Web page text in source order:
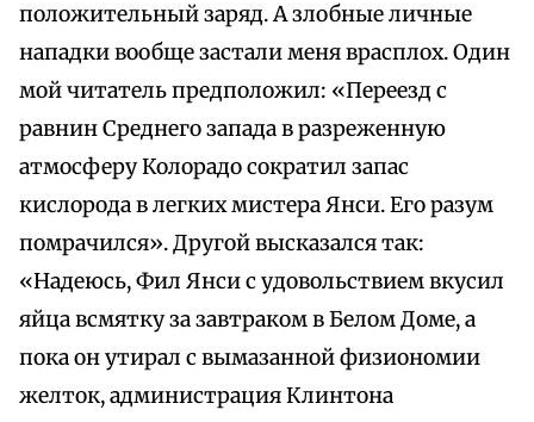
положительный заряд. А злобные личные
нападки вообще застали меня врасплох. Один
мой читатель предположил: «Переезд с
равнин Среднего запада в разреженную
атмосферу Колорадо сократил запас
кислорода в легких мистера Янси. Его разум
помрачился». Другой высказался так:
«Надеюсь, Фил Янси с удовольствием вкусил
яйца всмятку за завтраком в Белом Доме, а
пока он утирал с вымазанной физиономии
желток, администрация Клинтона